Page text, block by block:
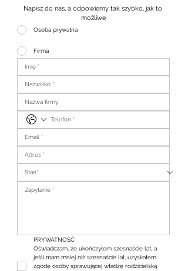
Napisz do nas, a odpowiemy tak szybko, jak to
możliwe
Osoba prywatna
Firma
PRYWATNOŚĆ
Oświadczam, że ukończyłem szesnaście lat, a
jeśli mam mniej niż szesnaście lat, uzyskałem
zgodę osoby sprawującej władzę rodzicielską.